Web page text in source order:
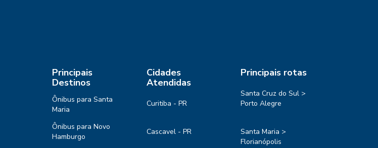
Principais
Destinos
Ônibus para Santa
Maria
Ônibus para Novo
Hamburgo
Cidades
Atendidas
Curitiba - PR
Cascavel - PR
Principais rotas
Santa Cruz do Sul >
Porto Alegre
Santa Maria >
Florianópolis